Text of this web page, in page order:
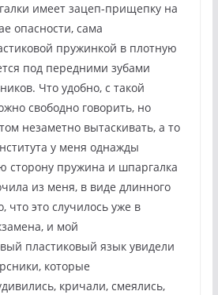
имеет зацеп-прищепку на
опасности, сама
пружинкой в плотную
под передними зубами
Что удобно, с такой
свободно говорить, но
незаметно вытаскивать, а то
у меня однажды
сторону пружина и шпаргалка
из меня, в виде длинного
это случилось уже в
и мой
пластиковый язык увидели
которые
кричали, смеялись,